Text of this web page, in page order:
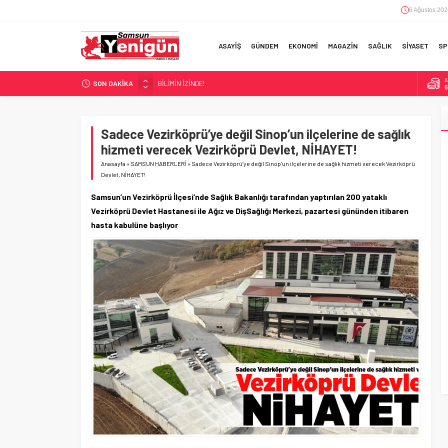
6 Ağustos
ASAYİŞ GÜNDEM EKONOMİ MAGAZİN SAĞLIK SİYASET
SON DAKİKA
BİLİMİN İZİNDE!
TIR’A ‘ZEHİR’ BASKINI!
UÇURUMDA CAN PAZARI!
SAMSUN YANACAK!
Sadece Vezirköprü’ye değil Sinop’un ilçelerine de sağlık
hizmeti verecek Vezirköprü Devlet, NİHAYET!
Anasayfa » SAMSUN HABERLERİ » Sadece Vezirköprü’ye değil Sinop’un ilçelerine de sağlık hizmeti verecek Vezirköprü
Devlet, NİHAYET!
Samsun’un Vezirköprü İlçesi’nde Sağlık Bakanlığı tarafından yaptırılan 200 yataklı
Vezirköprü Devlet Hastanesi ile Ağız ve DişSağlığı Merkezi, pazartesi gününden itibaren
hasta kabulüne başlıyor